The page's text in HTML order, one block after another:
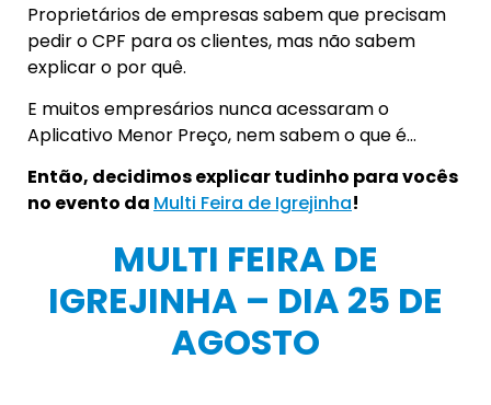
Proprietários de empresas sabem que precisam
pedir o CPF para os clientes, mas não sabem
explicar o por quê.
E muitos empresários nunca acessaram o
Aplicativo Menor Preço, nem sabem o que é…
Então, decidimos explicar tudinho para vocês
no evento da Multi Feira de Igrejinha!
MULTI FEIRA DE
IGREJINHA – DIA 25 DE
AGOSTO